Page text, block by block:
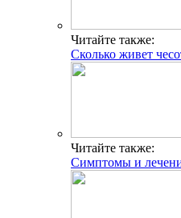
Читайте также:
Сколько живет
Читайте также:
Симптомы и